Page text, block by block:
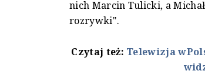
nich Marcin Tulicki, a
rozrywki".
Czytaj też: Telewizja